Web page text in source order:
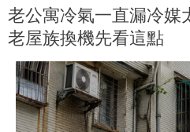
老公寓冷氣一直漏冷媒
老屋族換機先看這點